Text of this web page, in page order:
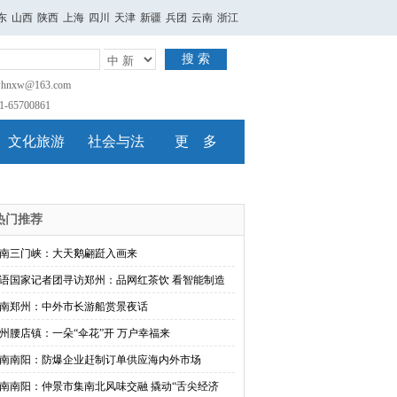
山西 陕西 上海 四川 天津 新疆 兵团 云南 浙江
搜 索
65700861
文化旅游 社会与法 更 多
门推荐
三门峡：大天鹅翩跹入画来
国家记者团寻访郑州：品网红茶饮 看智能制造
郑州：中外市长游船赏景夜话
腰店镇：一朵“伞花”开 万户幸福来
南阳：防爆企业赶制订单供应海内外市场
南阳：仲景市集南北风味交融 撬动“舌尖经济